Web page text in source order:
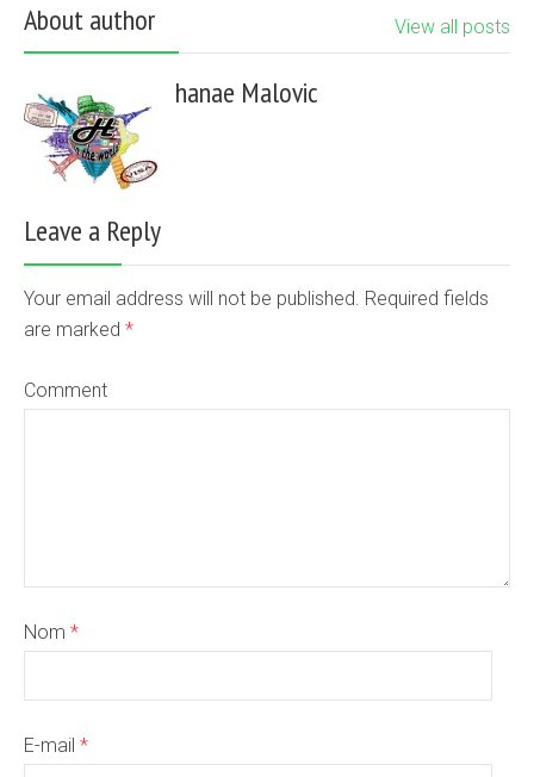
About author View all posts
hanae Malovic
Leave a Reply
Your email address will not be published. Required fields
are marked *
Comment
Nom *
E-mail *